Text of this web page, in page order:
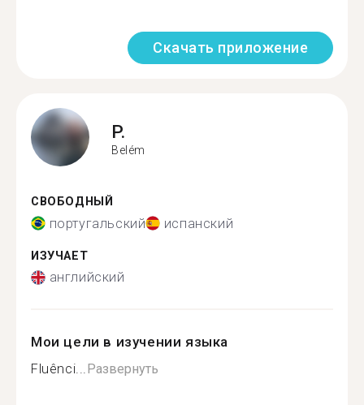
Скачать приложение
P.
Belém
СВОБОДНЫЙ
португальский испанский
ИЗУЧАЕТ
английский
Мои цели в изучении языка
Fluênci...Развернуть